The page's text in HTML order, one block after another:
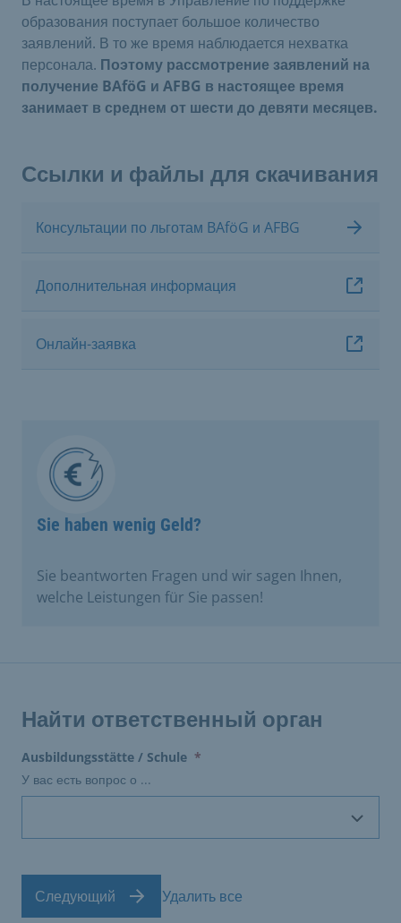
образования поступает большое количество
заявлений. В то же время наблюдается нехватка
персонала. Поэтому рассмотрение заявлений на
получение BAföG и AFBG в настоящее время
занимает в среднем от шести до девяти месяцев.
Ссылки и файлы для скачивания
Консультации по льготам BAföG и AFBG
Дополнительная информация
Онлайн-заявка
Sie haben wenig Geld?
Sie beantworten Fragen und wir sagen Ihnen,
welche Leistungen für Sie passen! ​
Найти ответственный орган
Ausbildungsstätte / Schule *
У вас есть вопрос о ...
Следующий Удалить все